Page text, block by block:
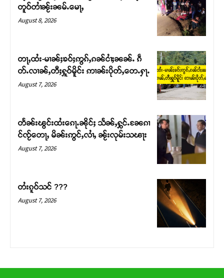
တႃႇႁႂ်ႈသဵင်ၵၢင်ၸႂ်ၵူၼ်းမိူင်း ၵူႈတီႈၵူႈလႅၼ်ပေႃးတေၸွ
တ်ႇ တူဝ်ႈလုမ်ႈၾႃႉၼၼ်ႉ ၶဝ်ႈႁူမ်ႈၵမ်ႉထႅမ် ၸုမ်းၶၢ
ဝ်ႇၽူႈတွႆႇႁွၵ်ႈ လႆႈယူႇၶႃႈဢေႃႈ။
တူဝ်တၢႆၼႂ်းၼမ်ႉမေႃႇ
August 8, 2026
တႃႇထႆး-မၢၼ်ႈၶဝ်ႈဢွၵ်ႇၵၼ်ငၢႆႈၼၼ်ႉ ၵဵ
တ်ႉလၢၼ်ႇတီႈႁူဝ်မိူင်း ဢၢၼ်းပိုတ်ႇတေႉႁႃႉ
August 7, 2026
တႅၼ်းၽွင်းထႆးၵေႃႉၼိုင်ႈ သႅၼ်ႇႁွင်ႉၼႄၵၢ
င်ၸႂ်တေႃႇ မိၼ်းဢွင်ႇလၢႆႇ ၼႂ်းလုမ်းသၽႃး
August 7, 2026
တႆးၵူဝ်သင် ???
August 7, 2026